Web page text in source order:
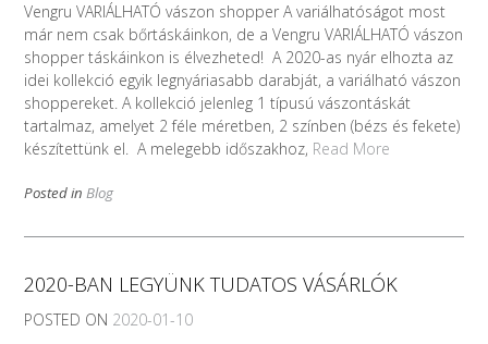
Vengru VARIÁLHATÓ vászon shopper A variálhatóságot most
már nem csak bőrtáskáinkon, de a Vengru VARIÁLHATÓ vászon
shopper táskáinkon is élvezheted! A 2020-as nyár elhozta az
idei kollekció egyik legnyáriasabb darabját, a variálható vászon
shoppereket. A kollekció jelenleg 1 típusú vászontáskát
tartalmaz, amelyet 2 féle méretben, 2 színben (bézs és fekete)
készítettünk el. A melegebb időszakhoz, Read More
Posted in Blog
2020-BAN LEGYÜNK TUDATOS VÁSÁRLÓK
POSTED ON 2020-01-10